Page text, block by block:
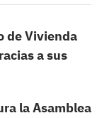
de Vivienda
a sus
la Asamblea